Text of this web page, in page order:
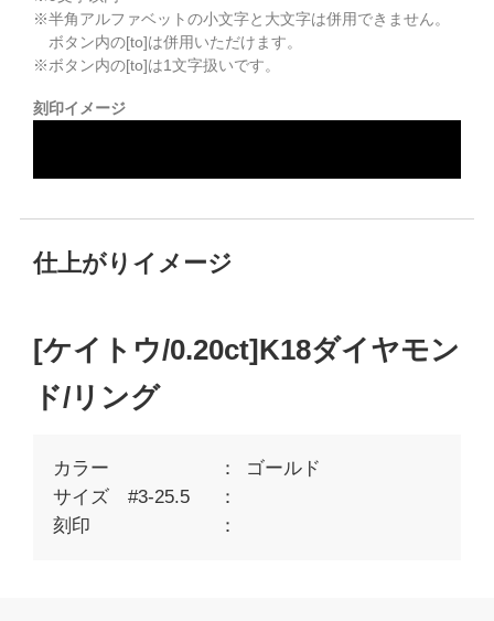
※半角アルファベットの小文字と大文字は併用できません。
ボタン内の[to]は併用いただけます。
※ボタン内の[to]は1文字扱いです。
刻印イメージ
仕上がりイメージ
[ケイトウ/0.20ct]K18ダイヤモン
ド/リング
カラー
ゴールド
サイズ #3-25.5
刻印